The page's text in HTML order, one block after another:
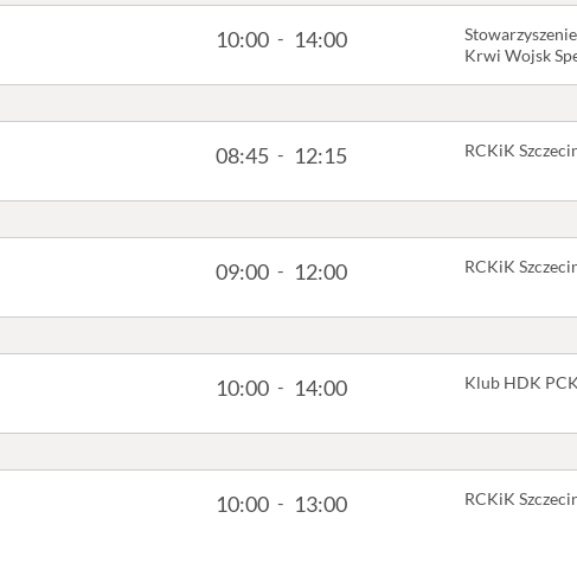
10:00 - 14:00
Krwi Wojsk
08:45 - 12:15 RCKiK
09:00 - 12:00 RCKiK
10:00 - 14:00 Klub HDK
10:00 - 13:00 RCKiK